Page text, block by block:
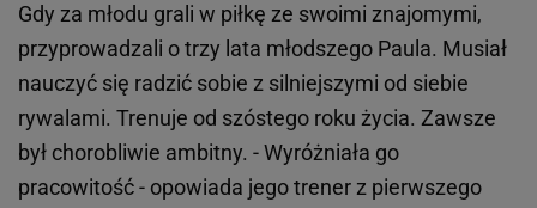
Gdy za młodu grali w piłkę ze swoimi znajomymi,
przyprowadzali o trzy lata młodszego Paula. Musiał
nauczyć się radzić sobie z silniejszymi od siebie
rywalami. Trenuje od szóstego roku życia. Zawsze
był chorobliwie ambitny. - Wyróżniała go
pracowitość - opowiada jego trener z pierwszego